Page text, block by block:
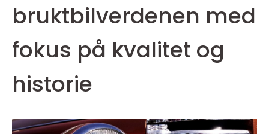
bruktbilverdenen med
fokus på kvalitet og
historie